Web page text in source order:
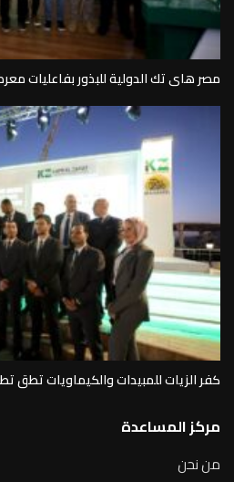
مصر هاى تك الدولية للبذور بفاعليات
كفر الزيات للمبيدات والكيماويات تطق
مركز المساعدة
من نحن